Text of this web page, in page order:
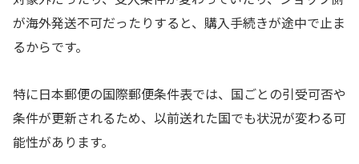
が海外発送不可だったりすると、購入手続きが途中で止ま
るからです。
特に日本郵便の国際郵便条件表では、国ごとの引受可否や
条件が更新されるため、以前送れた国でも状況が変わる可
能性があります。